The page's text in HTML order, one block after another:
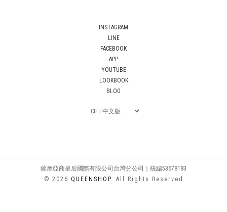
INSTAGRAM
LINE
FACEBOOK
APP
YOUTUBE
LOOKBOOK
BLOG
薩摩亞商皇后國際有限公司台灣分公司｜統編53678183
© 2026 QUEENSHOP. All Rights Reserved